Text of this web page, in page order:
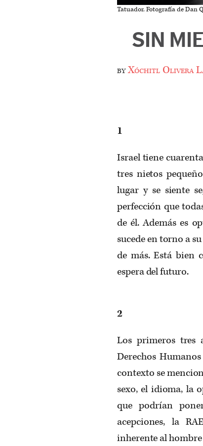
Tatuador. Fotografía de Dan
SIN
byXóchitl Olivera
1
Israel tiene
tres nietos
lugar y se siente
perfección que
de él. Además es
sucede en torno a
de más. Está bien
espera del futuro.
2
Los primeros tres
Derechos
contexto se
sexo, el idioma, la
que podrían
acepciones, la
inherente al